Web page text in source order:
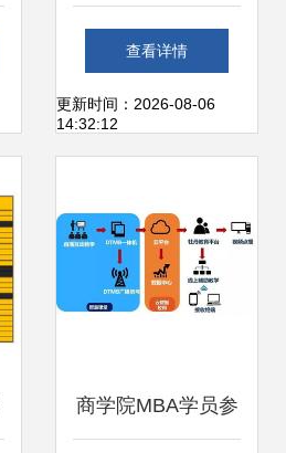
名环卫人绘制新
春“敬业福” 数字内
凡岗位
查看详情
更新时间：2026-08-06
14:32:12
商学院MBA学员参